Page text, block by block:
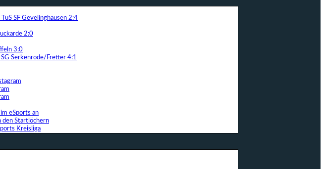
SF Gevelinghausen 2:4
2:0
3:0
Serkenrode/Fretter 4:1
eSports an
den Startlöchern
Kreisliga